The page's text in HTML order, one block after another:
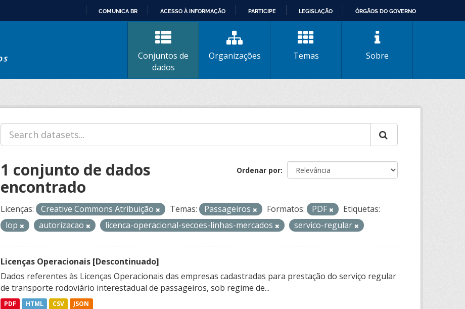
CONTEÚDO
COMUNICA BR ACESSO À INFORMAÇÃO PARTICIPE LEGISLAÇÃO ÓRGÃOS DO GOVERNO
Conjuntos de
dados
Organizações Temas Sobre
Ordenar por
1 conjunto de dados
encontrado
Licenças: Creative Commons Atribuição Temas: Passageiros Formatos: PDF
Etiquetas:
lop
autorizacao licenca-operacional-secoes-linhas-mercados servico-regular
Licenças Operacionais [Descontinuado]
Dados referentes às Licenças Operacionais das empresas cadastradas para prestação do serviço regular
de transporte rodoviário interestadual de passageiros, sob regime de...
PDF HTML CSV JSON